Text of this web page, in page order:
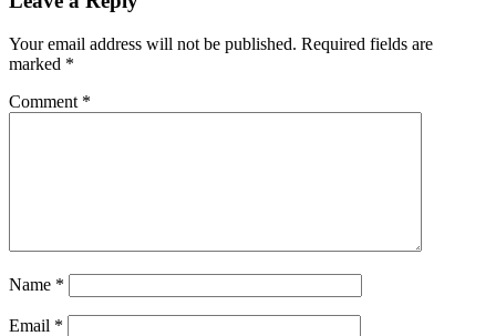
Your email address will not be published. Required fields are
marked *
Comment *
Name *
Email *